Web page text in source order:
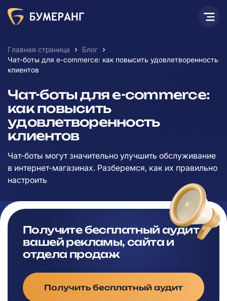
Главная страница › Блог ›
Чат-боты для e-commerce: как повысить удовлетворенность
клиентов
Чат-боты для e-commerce:
как повысить
удовлетворенность
клиентов
Чат-боты могут значительно улучшить обслуживание
в интернет-магазинах. Разберемся, как их правильно
настроить
Получите бесплатный аудит
вашей рекламы, сайта и
отдела продаж
Получить бесплатный аудит